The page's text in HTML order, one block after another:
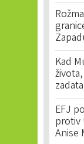
Kad
EFJ
protiv
Anise